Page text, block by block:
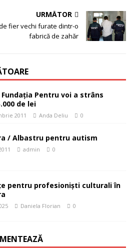
URMĂTOR
fier vechi furate dintr-o
fabrică de zahăr
Fundaţia Pentru voi a strâns
de lei
2011 Anda Deliu 0
/ Albastru pentru autism
admin 0
pentru profesioniști culturali în
Daniela Florian 0